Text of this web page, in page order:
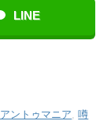
LINE
ントゥマニア ,噂